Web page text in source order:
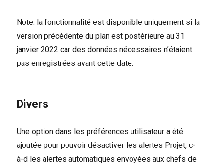
Note: la fonctionnalité est disponible uniquement si la
version précédente du plan est postérieure au 31
janvier 2022 car des données nécessaires n’étaient
pas enregistrées avant cette date.
Divers
Une option dans les préférences utilisateur a été
ajoutée pour pouvoir désactiver les alertes Projet, c-
à-d les alertes automatiques envoyées aux chefs de